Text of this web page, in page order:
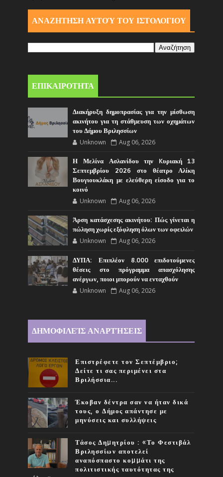
ΑΝΑΖΗΤΗΣΗ ΑΥΤΟΎ ΤΟΥ ΙΣΤΟΛΟΓΙΟΥ
ΕΠΙΚΑΙΡΟΤΗΤΑ
Διακήρυξη δημοπρασίας για την μίσθωση
ακινήτου για τη στάθμευση των οχημάτων
του Δήμου Βριλησσίων
Unknown Aug 06, 2026
Η Μελίνα Ασλανίδου την Kυριακή 13
Σεπτεμβρίου 2026 στο θέατρο Αλίκη
Βουγιουκλάκη με ελεύθερη είσοδο για το
κοινό
Unknown Aug 06, 2026
Άρση κατάσχεσης ακινήτου: Πώς γίνεται η
πώληση χωρίς εξόφληση όλων των οφειλών
Unknown Aug 06, 2026
ΔΥΠΑ: Επιπλέον 8.000 επιδοτούμενες
θέσεις στο πρόγραμμα απασχόλησης
ανέργων, ποιοι μπορούν να ενταχθούν
Unknown Aug 06, 2026
ΔΗΜΟΦΙΛΕΊΣ ΑΝΑΡΤΉΣΕΙΣ
Επιστρέφετε τον Σεπτέμβριο;
Δείτε τι σας περιμένει στα
Βριλήσσια...
Έκοβαν δέντρα σαν να ήταν δικά
τους, ο Δήμος απάντησε με
μηνύσεις και συλλήψεις
Τάσος Δηµητρίου : «Το Φεστιβάλ
Βριλησσίων αποτελεί
αναπόσπαστο κοµµάτι της
πολιτιστικής ταυτότητας της